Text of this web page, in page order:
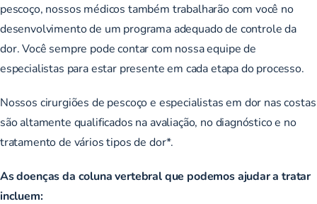
pescoço, nossos médicos também trabalharão com você no
desenvolvimento de um programaadequadode controle da
dor. Você sempre pode contar com nossa equipe de
especialistas para estar presente em cada etapa do processo.
Nossos cirurgiões de pescoço e especialistas em dor nas costas
são altamente qualificados na avaliação, no diagnóstico e no
tratamento de vários tipos de dor*.
As doenças da coluna vertebral que podemos ajudar a tratar
incluem: